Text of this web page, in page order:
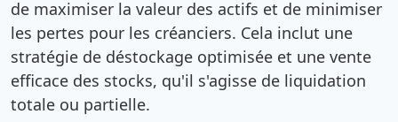
de maximiser la valeur des actifs et de minimiser
les pertes pour les créanciers. Cela inclut une
stratégie de déstockage optimisée et une vente
efficace des stocks, qu'il s'agisse de liquidation
totale ou partielle.